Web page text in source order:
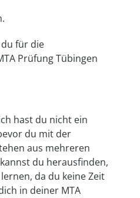
für die
Prüfung Tübingen
hast du nicht ein
du mit der
aus mehreren
du herausfinden,
da du keine Zeit
in deiner MTA